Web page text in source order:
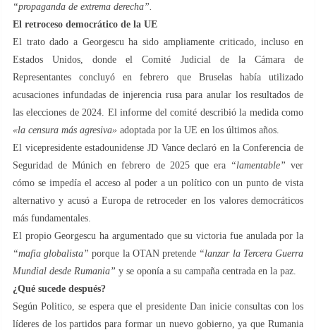
“propaganda de extrema derecha”.
El retroceso democrático de la UE
El trato dado a Georgescu ha sido ampliamente criticado, incluso en
Estados Unidos, donde el Comité Judicial de la Cámara de
Representantes concluyó en febrero que Bruselas había utilizado
acusaciones infundadas de injerencia rusa para anular los resultados de
las elecciones de 2024. El informe del comité describió la medida como
«la censura más agresiva» adoptada por la UE en los últimos años.
El vicepresidente estadounidense JD Vance declaró en la Conferencia de
Seguridad de Múnich en febrero de 2025 que era “lamentable” ver
cómo se impedía el acceso al poder a un político con un punto de vista
alternativo y acusó a Europa de retroceder en los valores democráticos
más fundamentales.
El propio Georgescu ha argumentado que su victoria fue anulada por la
“mafia globalista” porque la OTAN pretende “lanzar la Tercera Guerra
Mundial desde Rumania” y se oponía a su campaña centrada en la paz.
¿Qué sucede después?
Según Politico, se espera que el presidente Dan inicie consultas con los
líderes de los partidos para formar un nuevo gobierno, ya que Rumania